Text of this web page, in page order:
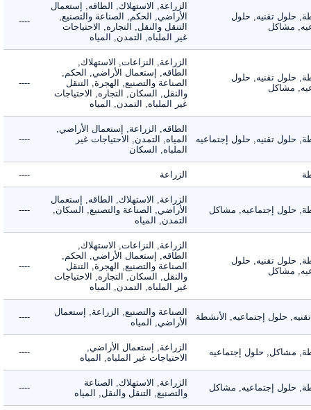
حلول تقنيه, حلول
مشاكل
الزراعة, الاستهلاك, الطاقه, إستعمال
الأراضي, الحكم, الصناعة والتصنيع,
التنقل والنقل, التجاره, الاحتياجات
غير الملباه, التمدن, المياه
----
حلول تقنيه, حلول
مشاكل
الزراعة, النزاعات, الاستهلاك,
الطاقه, إستعمال الأراضي, الحكم,
الصناعة والتصنيع, الهجرة, التنقل
والنقل, السكان, التجاره, الاحتياجات
غير الملباه, التمدن, المياه
----
حلول تقنيه, حلول إجتماعيه
الطاقه, الزراعة, إستعمال الأراضي,
المياه, التمدن, الاحتياجات غير
الملباه, السكان
----
الزراعة ----
حلول إجتماعيه, مشاكل
الزراعة, الاستهلاك, الطاقه, إستعمال
الأراضي, الصناعة والتصنيع, السكان,
التمدن, المياه
----
حلول تقنيه, حلول
مشاكل
الزراعة, النزاعات, الاستهلاك,
الطاقه, إستعمال الأراضي, الحكم,
الصناعة والتصنيع, الهجرة, التنقل
والنقل, السكان, التجاره, الاحتياجات
غير الملباه, التمدن, المياه
----
حلول إجتماعيه, الأنشطة
الصناعة والتصنيع, الزراعة, إستعمال
الأراضي, المياه
----
مشاكل, حلول إجتماعيه
الزراعة, إستعمال الأراضي,
الاحتياجات غير الملباه, المياه
----
حلول إجتماعيه, مشاكل
الزراعة, الاستهلاك, الصناعة
والتصنيع, التنقل والنقل, المياه
----